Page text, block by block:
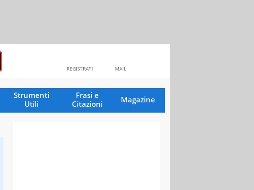
MAIL
REGISTRATI
Strumenti
Utili
Frasi e
Citazioni
Magazine